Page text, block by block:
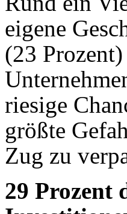
eigene
(23
riesige
größte
Zug zu
29 Prozent